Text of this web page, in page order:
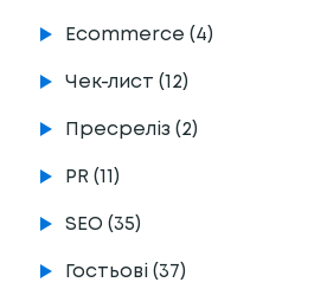
Ecommerce (4)
Чек-лист (12)
Пресреліз (2)
PR (11)
SEO (35)
Гостьові (37)